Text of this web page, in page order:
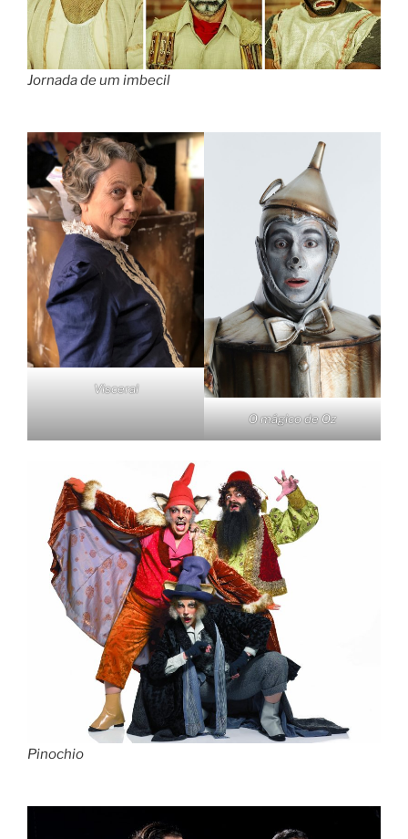
Jornada de um imbecil
Visceral
O mágico de Oz
Pinochio